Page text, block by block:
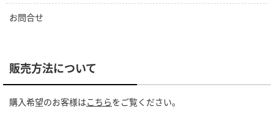
お問合せ
販売方法について
購入希望のお客様はこちらをご覧ください。